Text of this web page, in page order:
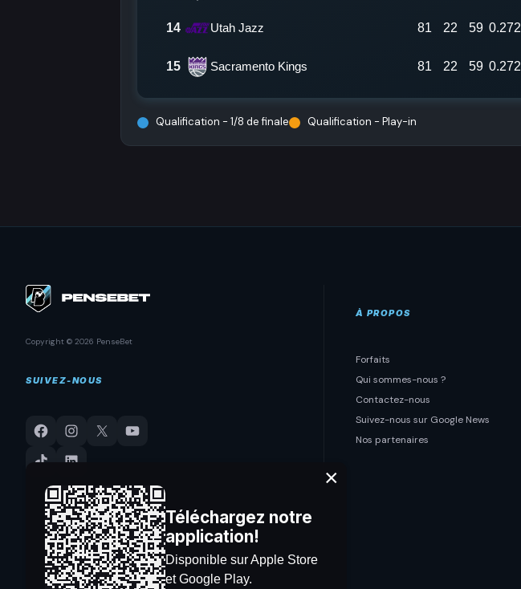
14 Utah Jazz 81 22 59 0.272
15 Sacramento Kings 81 22 59 0.272
Qualification - 1/8 de finale Qualification - Play-in
Copyright © 2026 PenseBet
SUIVEZ-NOUS
À PROPOS
Forfaits
Qui sommes-nous ?
Contactez-nous
Suivez-nous sur Google News
Nos partenaires
Téléchargez notre
application!
Disponible sur Apple Store
et Google Play.
×